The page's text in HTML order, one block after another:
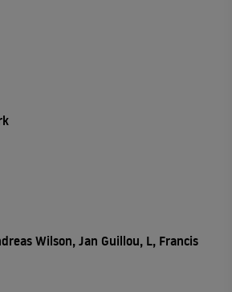
Wilson, Jan Guillou, L, Francis